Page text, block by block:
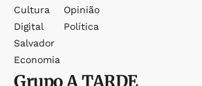
Cultura
Digital
Salvador
Economia
Opinião
Política
GrupoA TARDE